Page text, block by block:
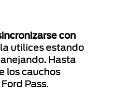
con
utilices estando
Hasta
los cauchos
Pass.